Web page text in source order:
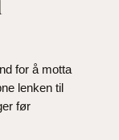
for å motta
lenken til
før